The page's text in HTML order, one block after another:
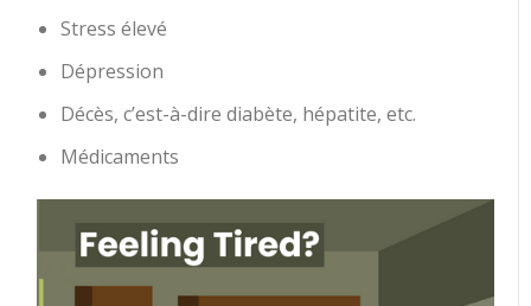
Stress élevé
Dépression
Décès, c’est-à-dire diabète, hépatite, etc.
Médicaments